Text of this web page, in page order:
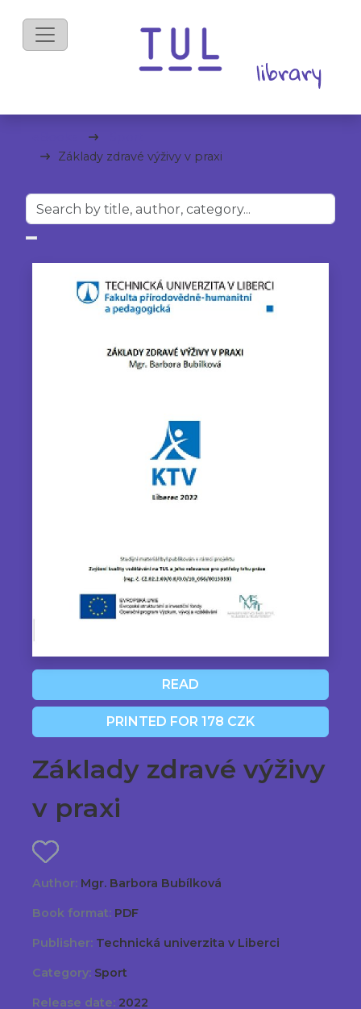
Základy zdravé výživy v praxi
READ
PRINTED FOR 178 CZK
Základy zdravé výživy
v praxi
Author: Mgr. Barbora Bubílková
Book format: PDF
Publisher: Technická univerzita v Liberci
Category: Sport
Release date: 2022